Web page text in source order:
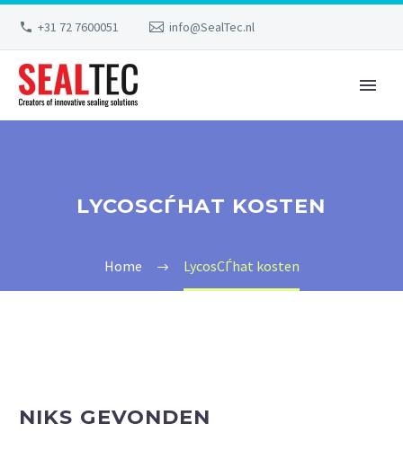
+31 72 7600051 info@SealTec.nl
LYCOSСЃHAT KOSTEN
Home LycosСЃhat kosten
NIKS GEVONDEN